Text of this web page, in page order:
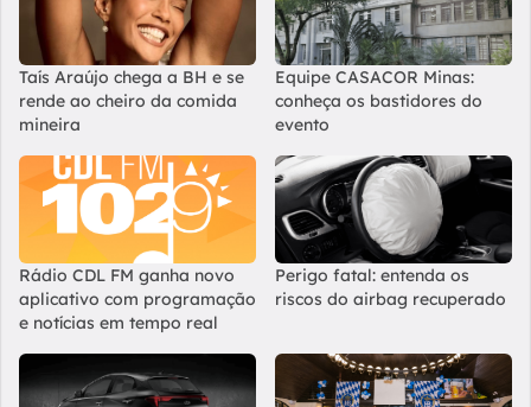
Taís Araújo chega a BH e se
rende ao cheiro da comida
mineira
Equipe CASACOR Minas:
conheça os bastidores do
evento
Rádio CDL FM ganha novo
aplicativo com programação
e notícias em tempo real
Perigo fatal: entenda os
riscos do airbag recuperado